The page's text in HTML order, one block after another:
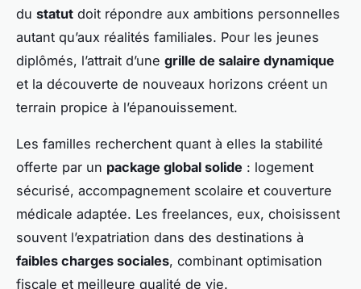
du statut doit répondre aux ambitions personnelles
autant qu’aux réalités familiales. Pour les jeunes
diplômés, l’attrait d’une grille de salaire dynamique
et la découverte de nouveaux horizons créent un
terrain propice à l’épanouissement.
Les familles recherchent quant à elles la stabilité
offerte par un package global solide : logement
sécurisé, accompagnement scolaire et couverture
médicale adaptée. Les freelances, eux, choisissent
souvent l’expatriation dans des destinations à
faibles charges sociales, combinant optimisation
fiscale et meilleure qualité de vie.